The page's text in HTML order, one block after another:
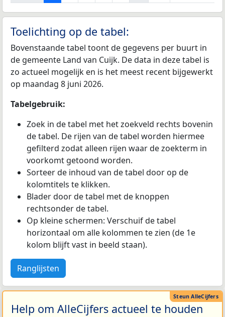
Toelichting op de tabel:
Bovenstaande tabel toont de gegevens per buurt in
de gemeente Land van Cuijk. De data in deze tabel is
zo actueel mogelijk en is het meest recent bijgewerkt
op maandag 8 juni 2026.
Tabelgebruik:
Zoek in de tabel met het zoekveld rechts bovenin
de tabel. De rijen van de tabel worden hiermee
gefilterd zodat alleen rijen waar de zoekterm in
voorkomt getoond worden.
Sorteer de inhoud van de tabel door op de
kolomtitels te klikken.
Blader door de tabel met de knoppen
rechtsonder de tabel.
Op kleine schermen: Verschuif de tabel
horizontaal om alle kolommen te zien (de 1e
kolom blijft vast in beeld staan).
Ranglijsten
Help om AlleCijfers actueel te houden